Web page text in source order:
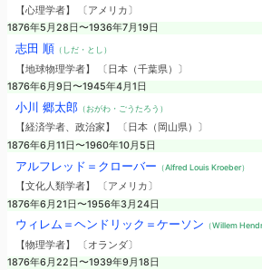
【心理学者】 〔アメリカ〕
1876年5月28日〜1936年7月19日
志田 順 （しだ・とし）
【地球物理学者】 〔日本（千葉県）〕
1876年6月9日〜1945年4月1日
小川 郷太郎（おがわ・ごうたろう）
【経済学者、政治家】 〔日本（岡山県）〕
1876年6月11日〜1960年10月5日
アルフレッド＝クローバー （Alfred Louis Kroeber）
【文化人類学者】 〔アメリカ〕
1876年6月21日〜1956年3月24日
ウィレム＝ヘンドリック＝ケーソン （Willem
【物理学者】 〔オランダ〕
1876年6月22日〜1939年9月18日